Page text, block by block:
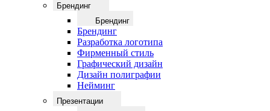
Брендинг
Брендинг
Брендинг
Разработка логотипа
Фирменный стиль
Графический дизайн
Дизайн полиграфии
Нейминг
Презентации